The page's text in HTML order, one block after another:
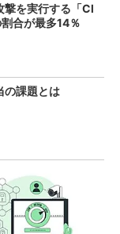
撃を実行する「Cl
合が最多14％
の課題とは